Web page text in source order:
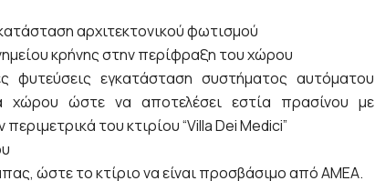
αρχιτεκτονικού φωτισμού
κρήνης στην περίφραξη του χώρου
φυτεύσεις εγκατάσταση συστήματος αυτόματου
χώρου ώστε να αποτελέσει εστία πρασίνου με
του κτιρίου “Villa Dei Medici”
ώστε το κτίριο να είναι προσβάσιμο από ΑΜΕΑ.